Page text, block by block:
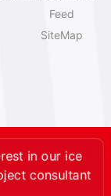
Feed
SiteMap
in our ice
consultant